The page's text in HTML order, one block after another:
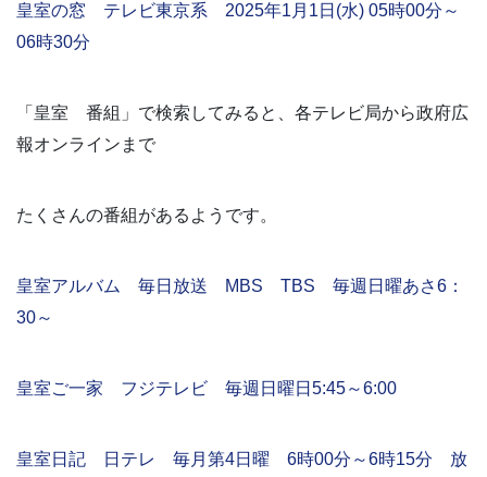
皇室の窓 テレビ東京系 2025年1月1日(水) 05時00分～
06時30分
「皇室 番組」で検索してみると、各テレビ局から政府広
報オンラインまで
たくさんの番組があるようです。
皇室アルバム 毎日放送 MBS TBS 毎週日曜あさ6：
30～
皇室ご一家 フジテレビ 毎週日曜日5:45～6:00
皇室日記 日テレ 毎月第4日曜 6時00分～6時15分 放